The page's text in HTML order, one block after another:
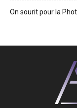
On sourit pour la